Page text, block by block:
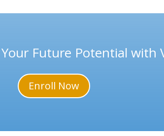
Future Potential with
Enroll Now